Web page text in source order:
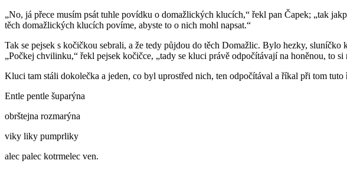
„No, já přece musím psát tuhle povídku o domažlických klucích,“ řekl pan Čapek; „tak
těch domažlických klucích povíme, abyste to o nich mohl napsat.“
Tak se pejsek s kočičkou sebrali, a že tedy půjdou do těch Domažlic. Bylo hezky,
„Počkej chvilinku,“ řekl pejsek kočičce, „tady se kluci právě odpočítávají na honěnou, to si
Kluci tam stáli dokolečka a jeden, co byl uprostřed nich, ten odpočítával a říkal při tom tuto
Entle pentle šuparýna
obrštejna rozmarýna
viky liky pumprliky
alec palec kotrmelec ven.